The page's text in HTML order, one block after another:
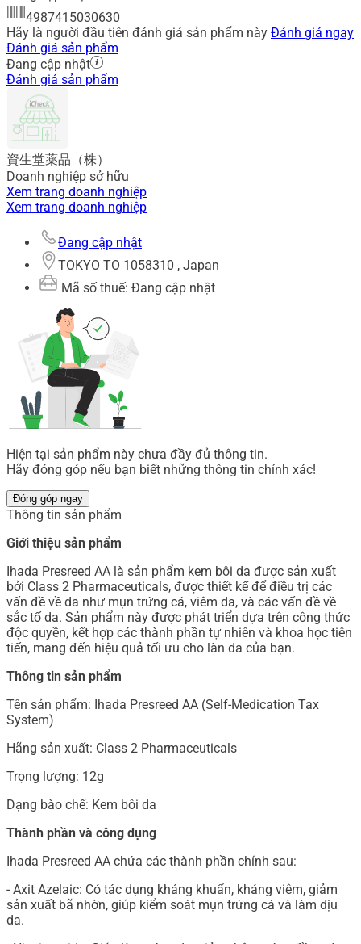
4987415030630
Hãy là người đầu tiên đánh giá sản phẩm này Đánh giá ngay
Đánh giá sản phẩm
Đang cập nhật
Đánh giá sản phẩm
資生堂薬品（株）
Doanh nghiệp sở hữu
Xem trang doanh nghiệp
Xem trang doanh nghiệp
Đang cập nhật
TOKYO TO 1058310 , Japan
Mã số thuế: Đang cập nhật
Hiện tại sản phẩm này chưa đầy đủ thông tin.
Hãy đóng góp nếu bạn biết những thông tin chính xác!
Đóng góp ngay
Thông tin sản phẩm
Giới thiệu sản phẩm
Ihada Presreed AA là sản phẩm kem bôi da được sản xuất
bởi Class 2 Pharmaceuticals, được thiết kế để điều trị các
vấn đề về da như mụn trứng cá, viêm da, và các vấn đề về
sắc tố da. Sản phẩm này được phát triển dựa trên công thức
độc quyền, kết hợp các thành phần tự nhiên và khoa học tiên
tiến, mang đến hiệu quả tối ưu cho làn da của bạn.
Thông tin sản phẩm
Tên sản phẩm: Ihada Presreed AA (Self-Medication Tax
System)
Hãng sản xuất: Class 2 Pharmaceuticals
Trọng lượng: 12g
Dạng bào chế: Kem bôi da
Thành phần và công dụng
Ihada Presreed AA chứa các thành phần chính sau:
- Axit Azelaic: Có tác dụng kháng khuẩn, kháng viêm, giảm
sản xuất bã nhờn, giúp kiểm soát mụn trứng cá và làm dịu
da.